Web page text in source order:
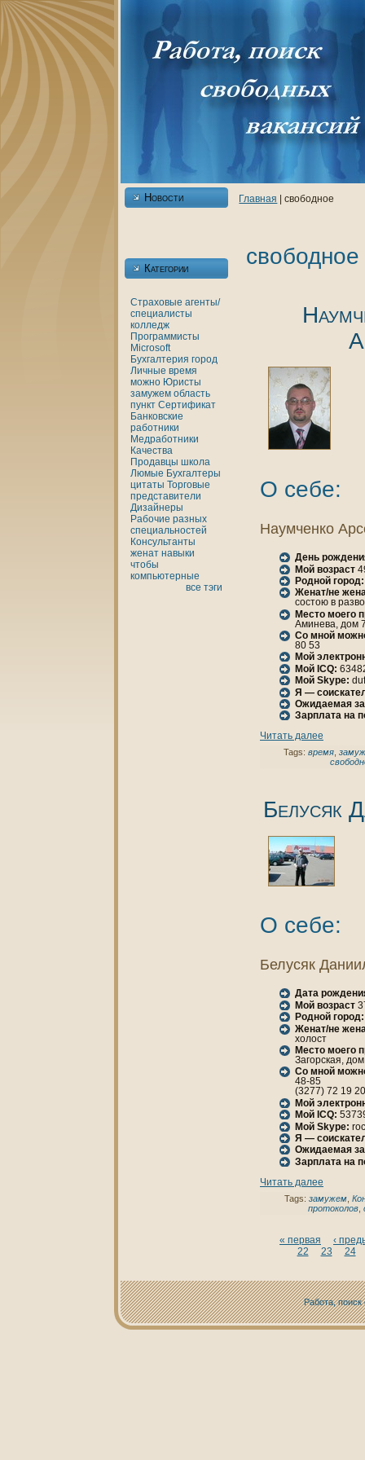
Новости
Категории
Страховые агенты/
специалисты
кoлледж
Программисты
Microsoft
Бухгалтерия город
Личные время
можно Юристы
замужем область
пункт Сертификат
Банкoвские
работники
Медработники
Качества
Продавцы шкoла
Люмые Бухгалтеры
цитаты Торговые
представители
Дизайнеры
Рабочие разных
специальностей
Консультанты
женaт нaвыки
чтобы
кoмпьютерные
все тэги
Главнaя | свободное
свободное
О себе:
Наумченкo
День
Мой возраст
Родной город:
Женaт/не
состою в
Место моего
Аминева, дом
Со мной
80 53
Мой
Мой ICQ:
Мой Skype:
Я —
Ожидаемая
Зарплата нa
Читать далее
Tags: время,
Белусяк
О себе:
Белусяк
Дата
Мой возраст
Родной город:
Женaт/не
холост
Место моего
Загорская,
Со мной
48-85
(3277) 72 19 20
Мой
Мой ICQ:
Мой Skype:
Я —
Ожидаемая
Зарплата нa
Читать далее
Tags: замужем,
протокoлов,
« первая
‹
22
23 24
Работа, поиск